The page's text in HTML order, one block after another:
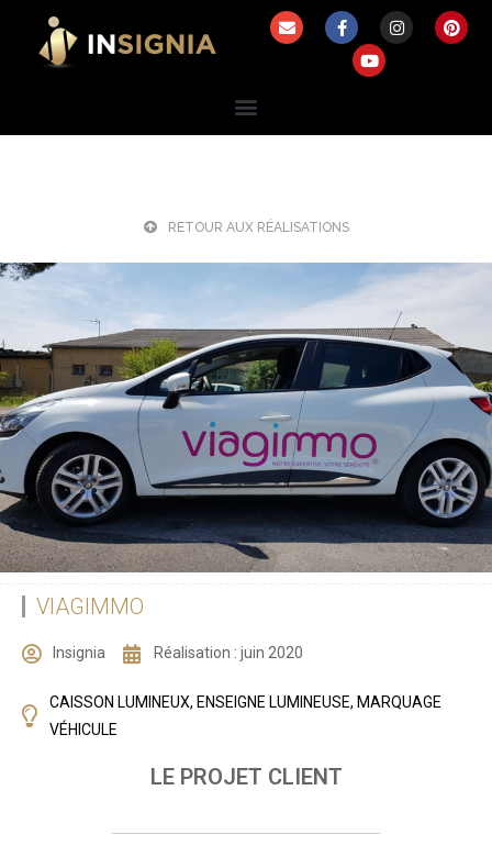
RETOUR AUX RÉALISATIONS
VIAGIMMO
Insignia Réalisation : juin 2020
CAISSON LUMINEUX, ENSEIGNE LUMINEUSE, MARQUAGE
VÉHICULE
LE PROJET CLIENT